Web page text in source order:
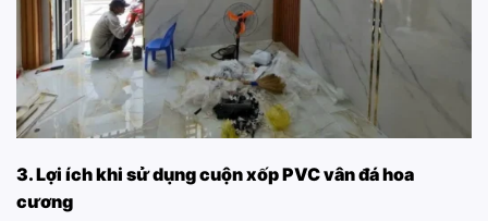
3. Lợi ích khi sử dụng cuộn xốp PVC vân đá hoa
cương